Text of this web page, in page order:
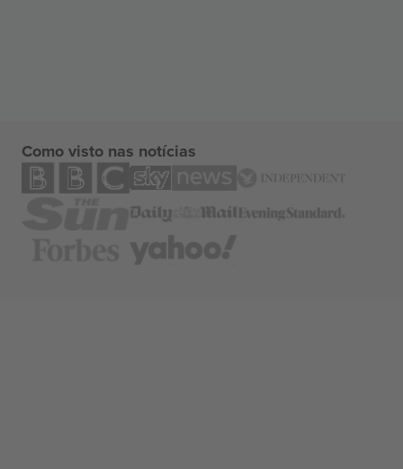
Como visto nas notícias